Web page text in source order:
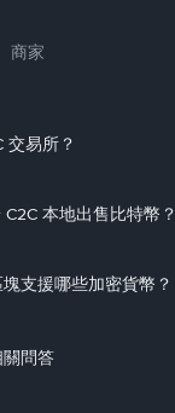
商家
交易所？
本地出售比特幣？
支援哪些加密貨幣？
問答